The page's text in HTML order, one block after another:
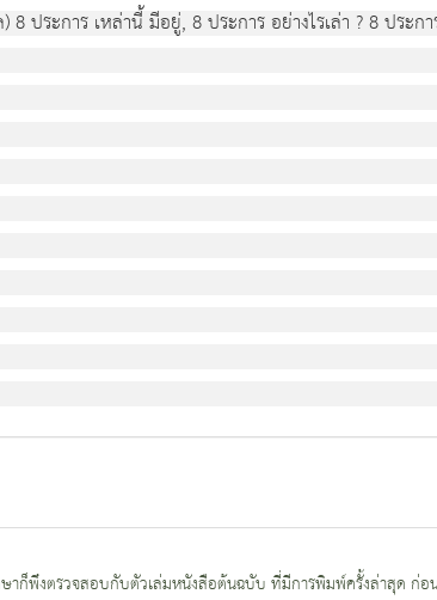
ประการ เหล่านี้ มีอยู่, 8 ประการ อย่างไรเล่า ? 8 ประก
พึงตรวจสอบกับตัวเล่มหนังสือต้นฉบับ ที่มีการพิมพ์ครั้งล่าสุด ก่อน